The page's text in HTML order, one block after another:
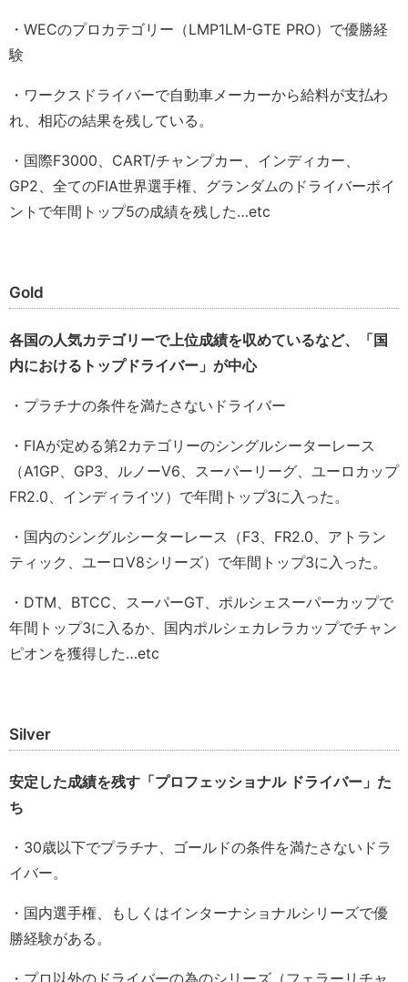
・WECのプロカテゴリー（LMP1LM-GTE PRO）で優勝経
験
・ワークスドライバーで自動車メーカーから給料が支払わ
れ、相応の結果を残している。
・国際F3000、CART/チャンプカー、インディカー、
GP2、全てのFIA世界選手権、グランダムのドライバーポイ
ントで年間トップ5の成績を残した…etc
Gold
各国の人気カテゴリーで上位成績を収めているなど、「国
内におけるトップドライバー」が中心
・プラチナの条件を満たさないドライバー
・FIAが定める第2カテゴリーのシングルシーターレース
（A1GP、GP3、ルノーV6、スーパーリーグ、ユーロカップ
FR2.0、インディライツ）で年間トップ3に入った。
・国内のシングルシーターレース（F3、FR2.0、アトラン
ティック、ユーロV8シリーズ）で年間トップ3に入った。
・DTM、BTCC、スーパーGT、ポルシェスーパーカップで
年間トップ3に入るか、国内ポルシェカレラカップでチャン
ピオンを獲得した…etc
Silver
安定した成績を残す「プロフェッショナル ドライバー」た
ち
・30歳以下でプラチナ、ゴールドの条件を満たさないドラ
イバー。
・国内選手権、もしくはインターナショナルシリーズで優
勝経験がある。